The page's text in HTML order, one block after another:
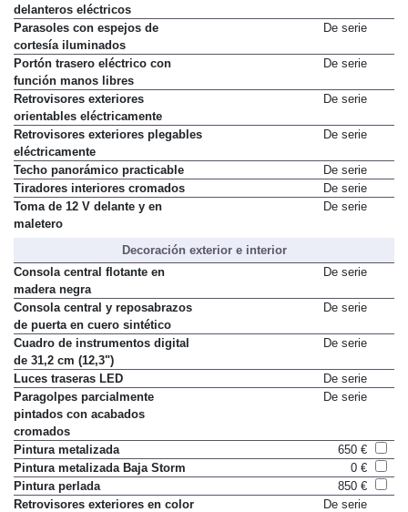
delanteros eléctricos
Parasoles con espejos de
cortesía iluminados
De serie
Portón trasero eléctrico con
función manos libres
De serie
Retrovisores exteriores
orientables eléctricamente
De serie
Retrovisores exteriores plegables
eléctricamente
De serie
Techo panorámico practicable
De serie
Tiradores interiores cromados
De serie
Toma de 12 V delante y en
maletero
De serie
Decoración exterior e interior
Consola central flotante en
madera negra
De serie
Consola central y reposabrazos
de puerta en cuero sintético
De serie
Cuadro de instrumentos digital
de 31,2 cm (12,3")
De serie
Luces traseras LED
De serie
Paragolpes parcialmente
pintados con acabados
cromados
De serie
Pintura metalizada
650 €
Pintura metalizada Baja Storm
0 €
Pintura perlada
850 €
Retrovisores exteriores en color
De serie